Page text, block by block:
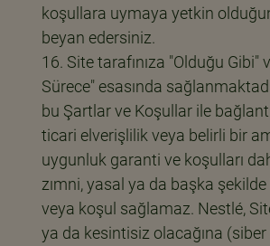
koşullara uymaya yetkin
beyan edersiniz.
Site tarafınıza "Olduğu Gibi"
Sürece" esasında
bu Şartlar ve Koşullar ile
ticari elverişlilik veya belirli bir
uygunluk garanti ve koşulları
zımni, yasal ya da başka
veya koşul sağlamaz. Nestlé,
ya da kesintisiz olacağına (siber